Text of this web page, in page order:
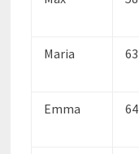
Maria 63
Emma 64